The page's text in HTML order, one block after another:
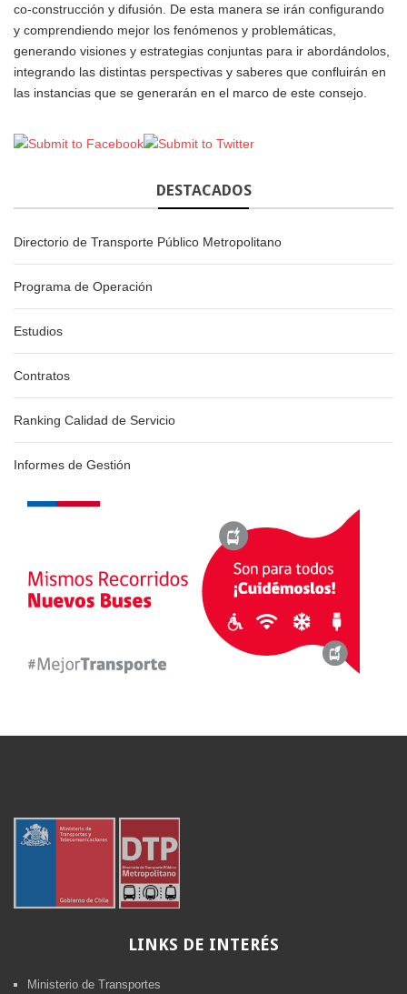
co-construcción y difusión. De esta manera se irán configurando
y comprendiendo mejor los fenómenos y problemáticas,
generando visiones y estrategias conjuntas para ir abordándolos,
integrando las distintas perspectivas y saberes que confluirán en
las instancias que se generarán en el marco de este consejo.
DESTACADOS
Directorio de Transporte Público Metropolitano
Programa de Operación
Estudios
Contratos
Ranking Calidad de Servicio
Informes de Gestión
LINKS DE INTERÉS
Ministerio de Transportes